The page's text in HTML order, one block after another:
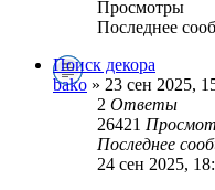
Просмотры
Последнее
Поиск декора
bako » 23 сен 2025,
2 Ответы
26421
Последнее
24 сен 2025,